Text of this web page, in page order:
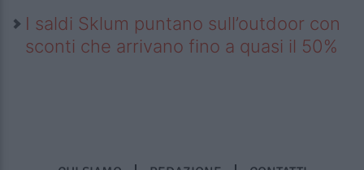
I saldi Sklum puntano sull’outdoor con
sconti che arrivano fino a quasi il 50%